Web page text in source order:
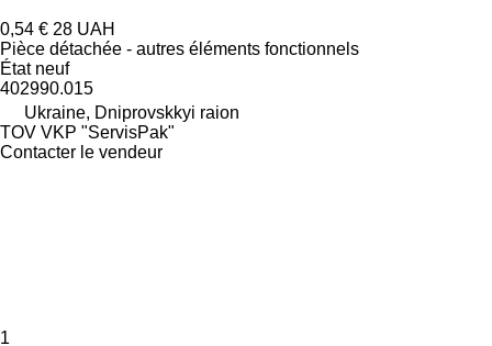
0,54 € 28 UAH
Pièce détachée - autres éléments fonctionnels
Étatneuf
402990.015
Ukraine, Dniprovskkyi raion
TOV VKP "ServisPak"
Contacter le vendeur
1